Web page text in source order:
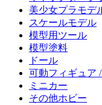
美少女プラモデ
スケールモデル
模型用ツール
模型塗料
ドール
可動フィギュア
ミニカー
その他ホビー